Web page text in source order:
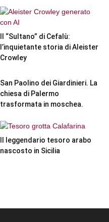
Il “Sultano” di Cefalù:
l’inquietante storia di Aleister
Crowley
San Paolino dei Giardinieri. La
chiesa di Palermo
trasformata in moschea.
Il leggendario tesoro arabo
nascosto in Sicilia